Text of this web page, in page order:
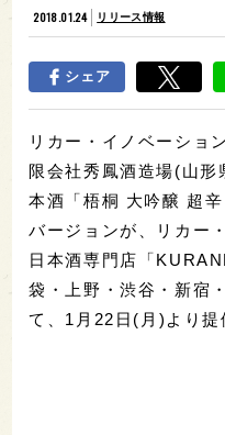
2018.01.24 リリース情報
シェア
リカー・イノベーショ
限会社秀鳳酒造場(山形
本酒「梧桐 大吟醸 超
バージョンが、リカー
日本酒専門店「
袋・上野・渋谷・新宿
て、1月22日(月)より提